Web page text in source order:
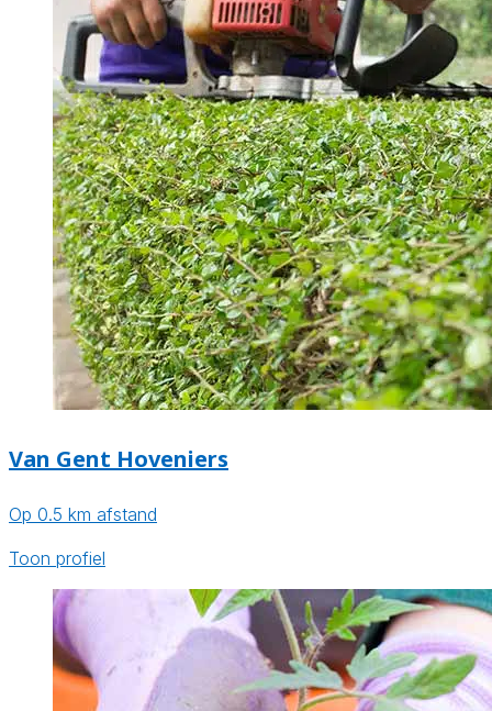
Van Gent Hoveniers
Op 0.5 km afstand
Toon profiel